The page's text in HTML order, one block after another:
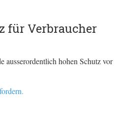
für Verbraucher
ausserordentlich hohen Schutz vor